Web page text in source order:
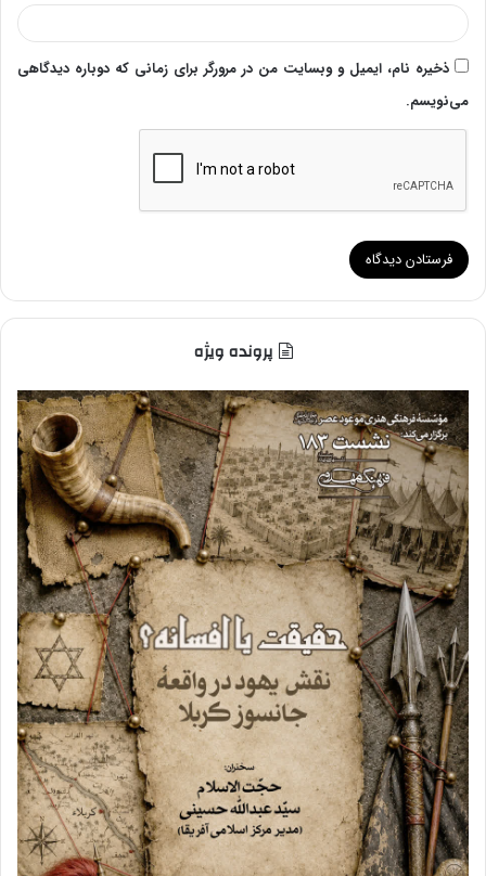
ذخیره نام، ایمیل و وبسایت من در مرورگر برای زمانی که دوباره دیدگاهی
می‌نویسم.
پرونده ویژه